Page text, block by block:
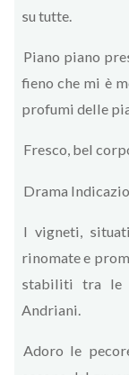
su tutte.
Piano piano
fieno che mi è
profumi delle
Fresco, bel
Drama
I vigneti,
rinomate e
stabiliti tra le
Andriani.
Adoro le